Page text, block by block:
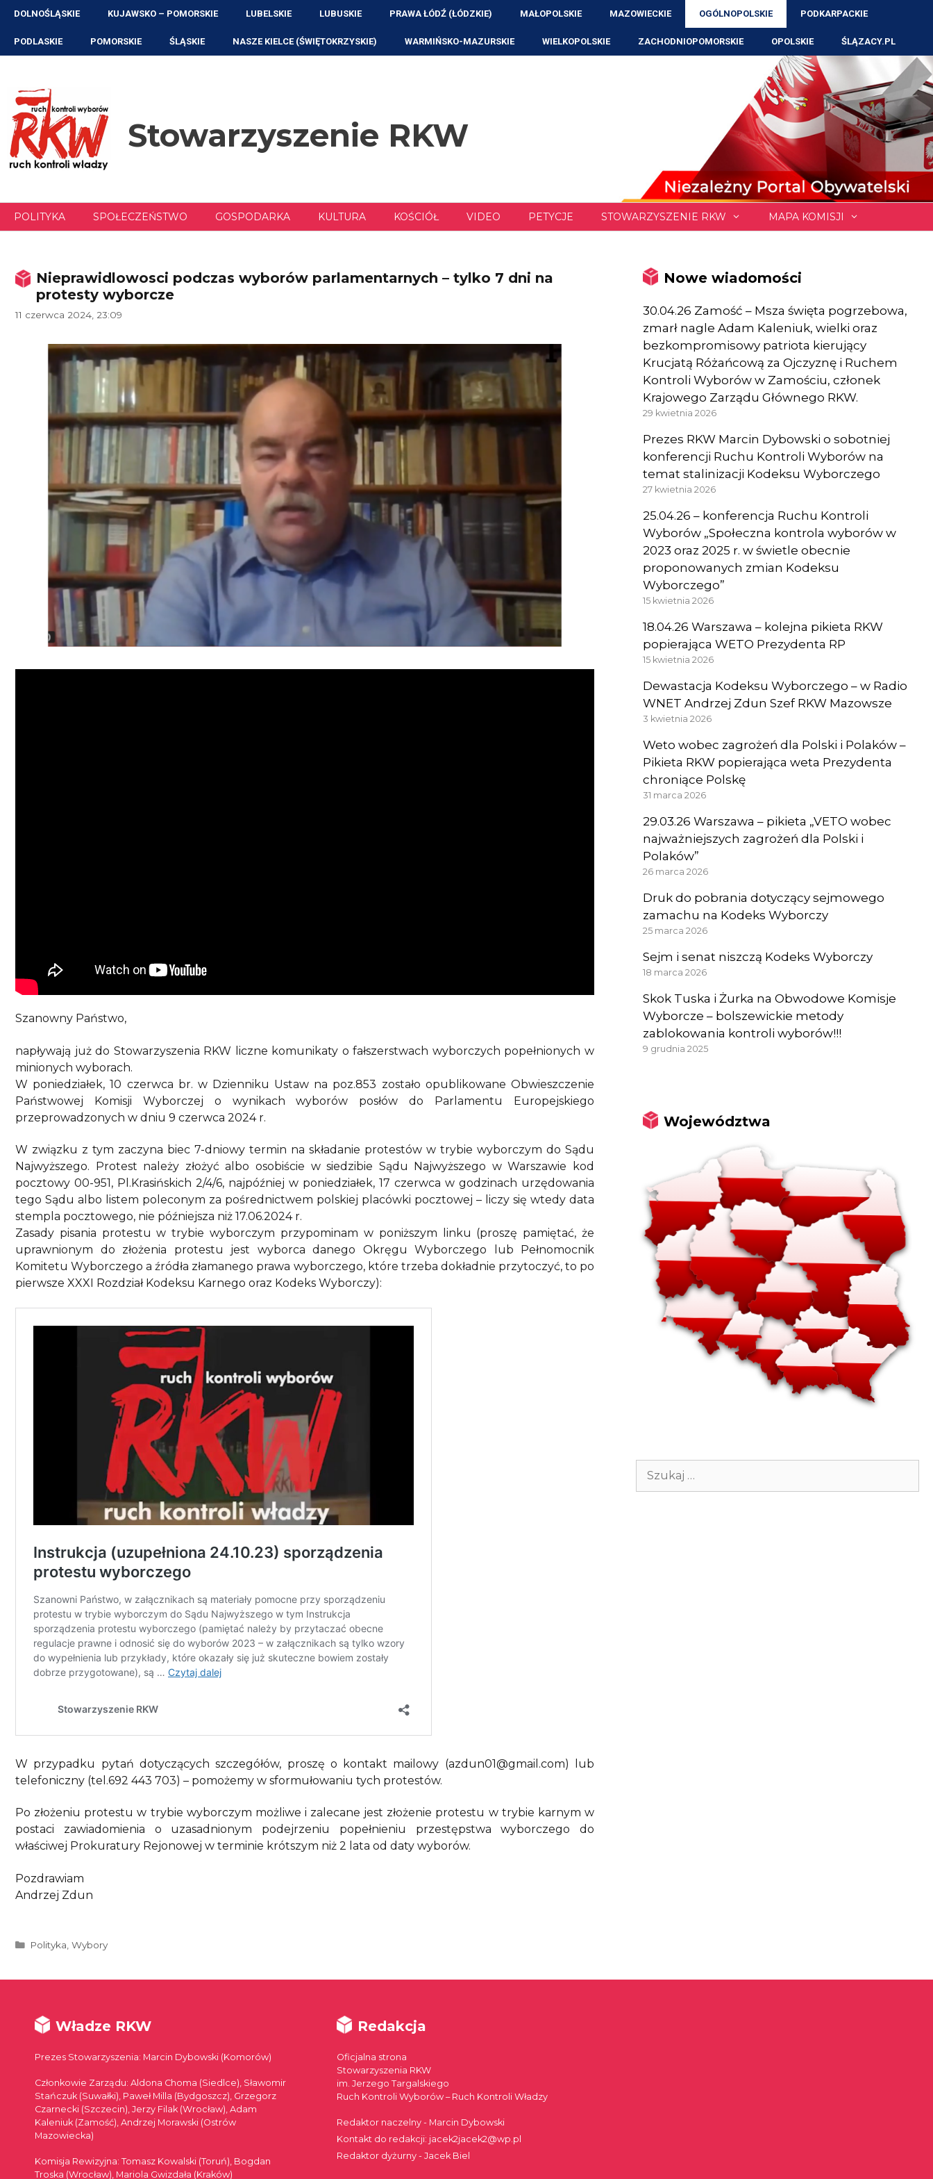
Przejdź
treści
DOLNOŚLĄSKIE KUJAWSKO – POMORSKIE LUBELSKIE LUBUSKIE PRAWA ŁÓDŹ (ŁÓDZKIE) MAŁOPOLSKIE MAZOWIECKIE OGÓLNOPOLSKIE PODKARPACKIE
PODLASKIE POMORSKIE ŚLĄSKIE NASZE KIELCE (ŚWIĘTOKRZYSKIE) WARMIŃSKO-MAZURSKIE WIELKOPOLSKIE ZACHODNIOPOMORSKIE OPOLSKIE ŚLĄZACY.PL
Stowarzyszenie RKW
POLITYKA SPOŁECZEŃSTWO GOSPODARKA KULTURA KOŚCIÓŁ VIDEO PETYCJE STOWARZYSZENIE RKW MAPA KOMISJI
Nieprawidlowosci podczas wyborów parlamentarnych – tylko 7 dni na
protesty wyborcze
11 czerwca 2024, 23:09
Szanowny Państwo,
napływają już do Stowarzyszenia RKW liczne komunikaty o fałszerstwach wyborczych popełnionych w
minionych wyborach.
W poniedziałek, 10 czerwca br. w Dzienniku Ustaw na poz.853 zostało opublikowane Obwieszczenie
Państwowej Komisji Wyborczej o wynikach wyborów posłów do Parlamentu Europejskiego
przeprowadzonych w dniu 9 czerwca 2024 r.
W związku z tym zaczyna biec 7-dniowy termin na składanie protestów w trybie wyborczym do Sądu
Najwyższego. Protest należy złożyć albo osobiście w siedzibie Sądu Najwyższego w Warszawie kod
pocztowy 00-951, Pl.Krasińskich 2/4/6, najpóźniej w poniedziałek, 17 czerwca w godzinach urzędowania
tego Sądu albo listem poleconym za pośrednictwem polskiej placówki pocztowej – liczy się wtedy data
stempla pocztowego, nie późniejsza niż 17.06.2024 r.
Zasady pisania protestu w trybie wyborczym przypominam w poniższym linku (proszę pamiętać, że
uprawnionym do złożenia protestu jest wyborca danego Okręgu Wyborczego lub Pełnomocnik
Komitetu Wyborczego a źródła złamanego prawa wyborczego, które trzeba dokładnie przytoczyć, to po
pierwsze XXXI Rozdział Kodeksu Karnego oraz Kodeks Wyborczy):
W przypadku pytań dotyczących szczegółów, proszę o kontakt mailowy (azdun01@gmail.com) lub
telefoniczny (tel.692 443 703) – pomożemy w sformułowaniu tych protestów.
Po złożeniu protestu w trybie wyborczym możliwe i zalecane jest złożenie protestu w trybie karnym w
postaci zawiadomienia o uzasadnionym podejrzeniu popełnieniu przestępstwa wyborczego do
właściwej Prokuratury Rejonowej w terminie krótszym niż 2 lata od daty wyborów.
Pozdrawiam
Andrzej Zdun
Kategorie
Polityka,Wybory
Nowe wiadomości
30.04.26 Zamość – Msza święta pogrzebowa,
zmarł nagle Adam Kaleniuk, wielki oraz
bezkompromisowy patriota kierujący
Krucjatą Różańcową za Ojczyznę i Ruchem
Kontroli Wyborów w Zamościu, członek
Krajowego Zarządu Głównego RKW.
29 kwietnia 2026
Prezes RKW Marcin Dybowski o sobotniej
konferencji Ruchu Kontroli Wyborów na
temat stalinizacji Kodeksu Wyborczego
27 kwietnia 2026
25.04.26 – konferencja Ruchu Kontroli
Wyborów „Społeczna kontrola wyborów w
2023 oraz 2025 r. w świetle obecnie
proponowanych zmian Kodeksu
Wyborczego”
15 kwietnia 2026
18.04.26 Warszawa – kolejna pikieta RKW
popierająca WETO Prezydenta RP
15 kwietnia 2026
Dewastacja Kodeksu Wyborczego – w Radio
WNET Andrzej Zdun Szef RKW Mazowsze
3 kwietnia 2026
Weto wobec zagrożeń dla Polski i Polaków –
Pikieta RKW popierająca weta Prezydenta
chroniące Polskę
31 marca 2026
29.03.26 Warszawa – pikieta „VETO wobec
najważniejszych zagrożeń dla Polski i
Polaków”
26 marca 2026
Druk do pobrania dotyczący sejmowego
zamachu na Kodeks Wyborczy
25 marca 2026
Sejm i senat niszczą Kodeks Wyborczy
18 marca 2026
Skok Tuska i Żurka na Obwodowe Komisje
Wyborcze – bolszewickie metody
zablokowania kontroli wyborów!!!
9 grudnia 2025
Województwa
Szukaj:
Władze RKW
Prezes Stowarzyszenia: Marcin Dybowski (Komorów)
Członkowie Zarządu: Aldona Choma (Siedlce), Sławomir
Stańczuk (Suwałki), Paweł Milla (Bydgoszcz), Grzegorz
Czarnecki (Szczecin), Jerzy Filak (Wrocław), Adam
Kaleniuk (Zamość), Andrzej Morawski (Ostrów
Mazowiecka)
Komisja Rewizyjna: Tomasz Kowalski (Toruń), Bogdan
Troska (Wrocław), Mariola Gwizdała (Kraków)
Redakcja
Oficjalna strona
Stowarzyszenia RKW
im. Jerzego Targalskiego
Ruch Kontroli Wyborów – Ruch Kontroli Władzy
Redaktor naczelny - Marcin Dybowski
Kontakt do redakcji: jacek2jacek2@wp.pl
Redaktor dyżurny - Jacek Biel